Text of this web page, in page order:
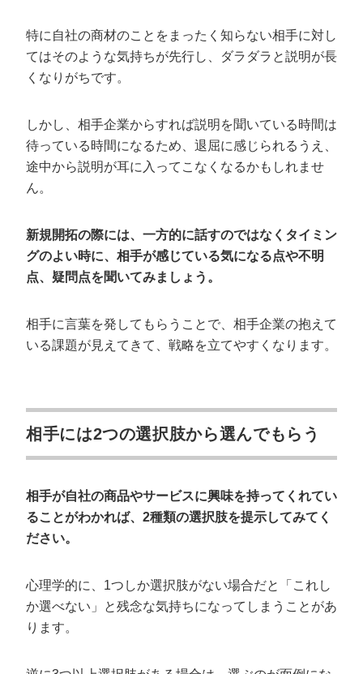
特に自社の商材のことをまったく知らない相手に対し
てはそのような気持ちが先行し、ダラダラと説明が長
くなりがちです。
しかし、相手企業からすれば説明を聞いている時間は
待っている時間になるため、退屈に感じられるうえ、
途中から説明が耳に入ってこなくなるかもしれませ
ん。
新規開拓の際には、一方的に話すのではなくタイミン
グのよい時に、相手が感じている気になる点や不明
点、疑問点を聞いてみましょう。
相手に言葉を発してもらうことで、相手企業の抱えて
いる課題が見えてきて、戦略を立てやすくなります。
相手には2つの選択肢から選んでもらう
相手が自社の商品やサービスに興味を持ってくれてい
ることがわかれば、2種類の選択肢を提示してみてく
ださい。
心理学的に、1つしか選択肢がない場合だと「これし
か選べない」と残念な気持ちになってしまうことがあ
ります。